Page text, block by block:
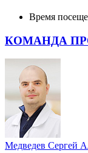
Время
КОМАНДА
Медведев Сергей